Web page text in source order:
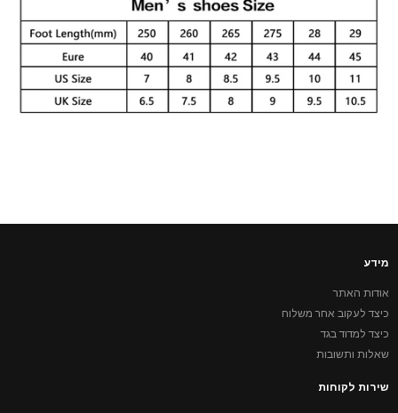
מידע
אודות האתר
כיצד לעקוב אחר משלוח
כיצד למדוד בגד
שאלות ותשובות
שירות לקוחות